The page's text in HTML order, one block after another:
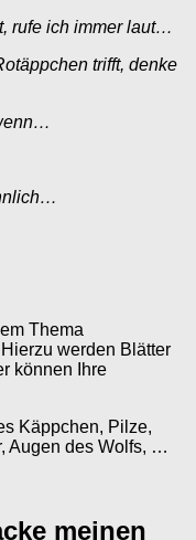
rufe ich immer laut…
trifft, denke
Thema
werden Blätter
können Ihre
Käppchen, Pilze,
Augen des Wolfs, …
meinen